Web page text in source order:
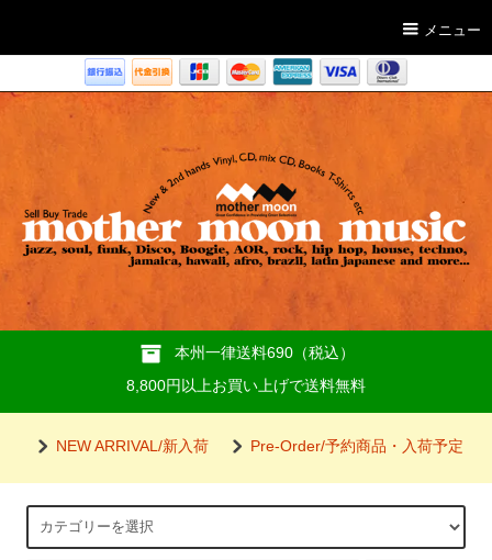
メニュー
本州一律送料690（税込）
8,800円以上お買い上げで送料無料
NEW ARRIVAL/新入荷 Pre-Order/予約商品・入荷予定